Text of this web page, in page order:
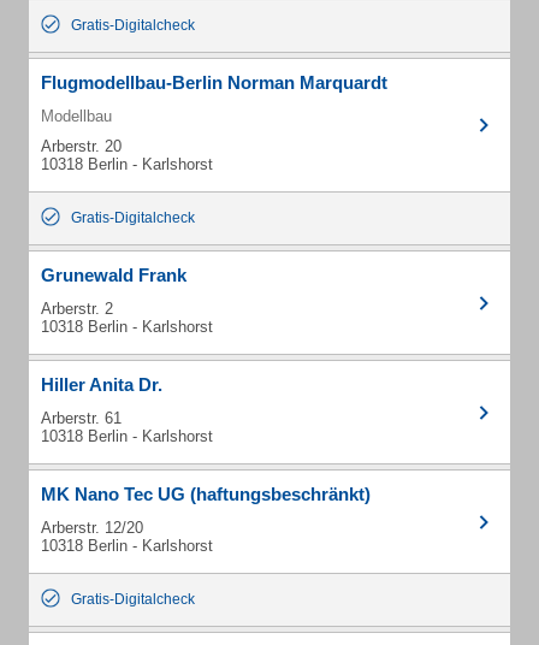
Gratis-Digitalcheck
Flugmodellbau-Berlin Norman Marquardt
Modellbau
Arberstr. 20
10318 Berlin - Karlshorst
Gratis-Digitalcheck
Grunewald Frank
Arberstr. 2
10318 Berlin - Karlshorst
Hiller Anita Dr.
Arberstr. 61
10318 Berlin - Karlshorst
MK Nano Tec UG (haftungsbeschränkt)
Arberstr. 12/20
10318 Berlin - Karlshorst
Gratis-Digitalcheck